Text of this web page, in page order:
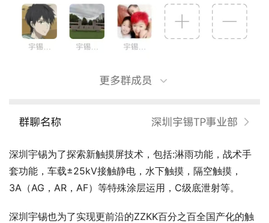
深圳宇锡为了探索新触摸屏技术，包括:淋雨功能，战术手
套功能，车载±25kV接触静电，水下触摸，隔空触摸，
3A（AG，AR，AF）等特殊涂层运用，C级底泄射等。
深圳宇锡也为了实现更前沿的ZZKK百分之百全国产化的触